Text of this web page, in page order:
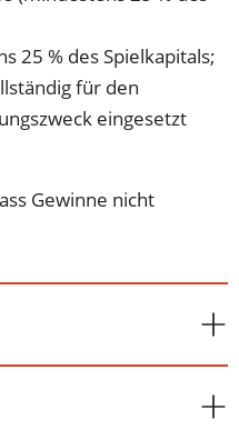
25 % des Spielkapitals;
für den
eingesetzt
Gewinne nicht